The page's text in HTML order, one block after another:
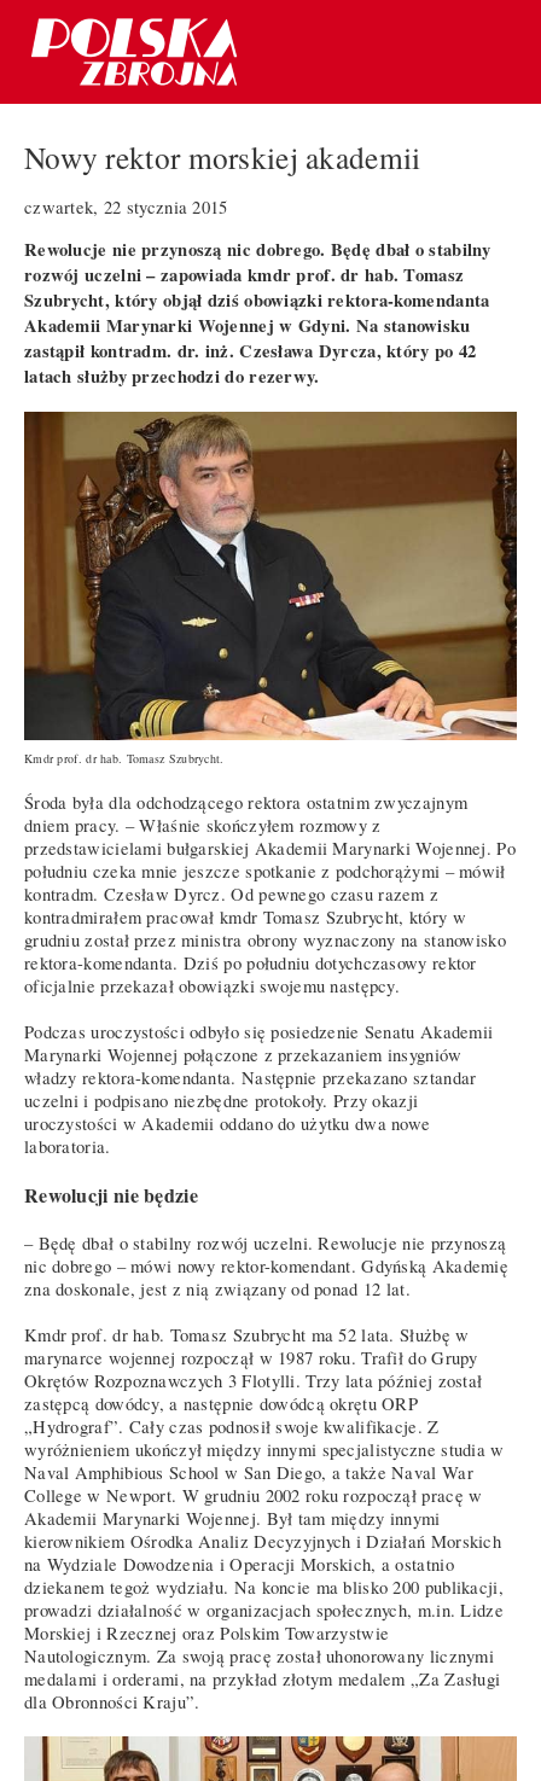
Nowy rektor morskiej akademii
czwartek, 22 stycznia 2015
Rewolucje nie przynoszą nic dobrego. Będę dbał o stabilny
rozwój uczelni – zapowiada kmdr prof. dr hab. Tomasz
Szubrycht, który objął dziś obowiązki rektora-komendanta
Akademii Marynarki Wojennej w Gdyni. Na stanowisku
zastąpił kontradm. dr. inż. Czesława Dyrcza, który po 42
latach służby przechodzi do rezerwy.
Kmdr prof. dr hab. Tomasz Szubrycht.
Środa była dla odchodzącego rektora ostatnim zwyczajnym
dniem pracy. – Właśnie skończyłem rozmowy z
przedstawicielami bułgarskiej Akademii Marynarki Wojennej. Po
południu czeka mnie jeszcze spotkanie z podchorążymi – mówił
kontradm. Czesław Dyrcz. Od pewnego czasu razem z
kontradmirałem pracował kmdr Tomasz Szubrycht, który w
grudniu został przez ministra obrony wyznaczony na stanowisko
rektora-komendanta. Dziś po południu dotychczasowy rektor
oficjalnie przekazał obowiązki swojemu następcy.
Podczas uroczystości odbyło się posiedzenie Senatu Akademii
Marynarki Wojennej połączone z przekazaniem insygniów
władzy rektora-komendanta. Następnie przekazano sztandar
uczelni i podpisano niezbędne protokoły. Przy okazji
uroczystości w Akademii oddano do użytku dwa nowe
laboratoria.
Rewolucji nie będzie
– Będę dbał o stabilny rozwój uczelni. Rewolucje nie przynoszą
nic dobrego – mówi nowy rektor-komendant. Gdyńską Akademię
zna doskonale, jest z nią związany od ponad 12 lat.
Kmdr prof. dr hab. Tomasz Szubrycht ma 52 lata. Służbę w
marynarce wojennej rozpoczął w 1987 roku. Trafił do Grupy
Okrętów Rozpoznawczych 3 Flotylli. Trzy lata później został
zastępcą dowódcy, a następnie dowódcą okrętu ORP
„Hydrograf”. Cały czas podnosił swoje kwalifikacje. Z
wyróżnieniem ukończył między innymi specjalistyczne studia w
Naval Amphibious School w San Diego, a także Naval War
College w Newport. W grudniu 2002 roku rozpoczął pracę w
Akademii Marynarki Wojennej. Był tam między innymi
kierownikiem Ośrodka Analiz Decyzyjnych i Działań Morskich
na Wydziale Dowodzenia i Operacji Morskich, a ostatnio
dziekanem tegoż wydziału. Na koncie ma blisko 200 publikacji,
prowadzi działalność w organizacjach społecznych, m.in. Lidze
Morskiej i Rzecznej oraz Polskim Towarzystwie
Nautologicznym. Za swoją pracę został uhonorowany licznymi
medalami i orderami, na przykład złotym medalem „Za Zasługi
dla Obronności Kraju”.